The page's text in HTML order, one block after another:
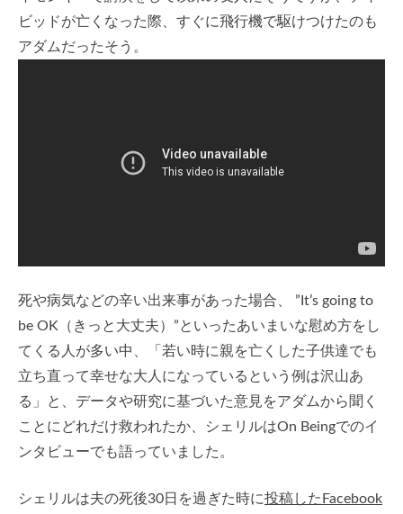
ビッドが亡くなった際、すぐに飛行機で駆けつけたのも
アダムだったそう。
死や病気などの辛い出来事があった場合、 ”It’s going to
be OK（きっと大丈夫）”といったあいまいな慰め方をし
てくる人が多い中、「若い時に親を亡くした子供達でも
立ち直って幸せな大人になっているという例は沢山あ
る」と、データや研究に基づいた意見をアダムから聞く
ことにどれだけ救われたか、シェリルはOn Beingでのイ
ンタビューでも語っていました。
シェリルは夫の死後30日を過ぎた時に投稿したFacebook